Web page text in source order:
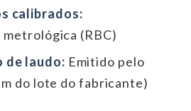
calibrados:
(RBC)
de laudo: Emitido pelo
do lote do fabricante)